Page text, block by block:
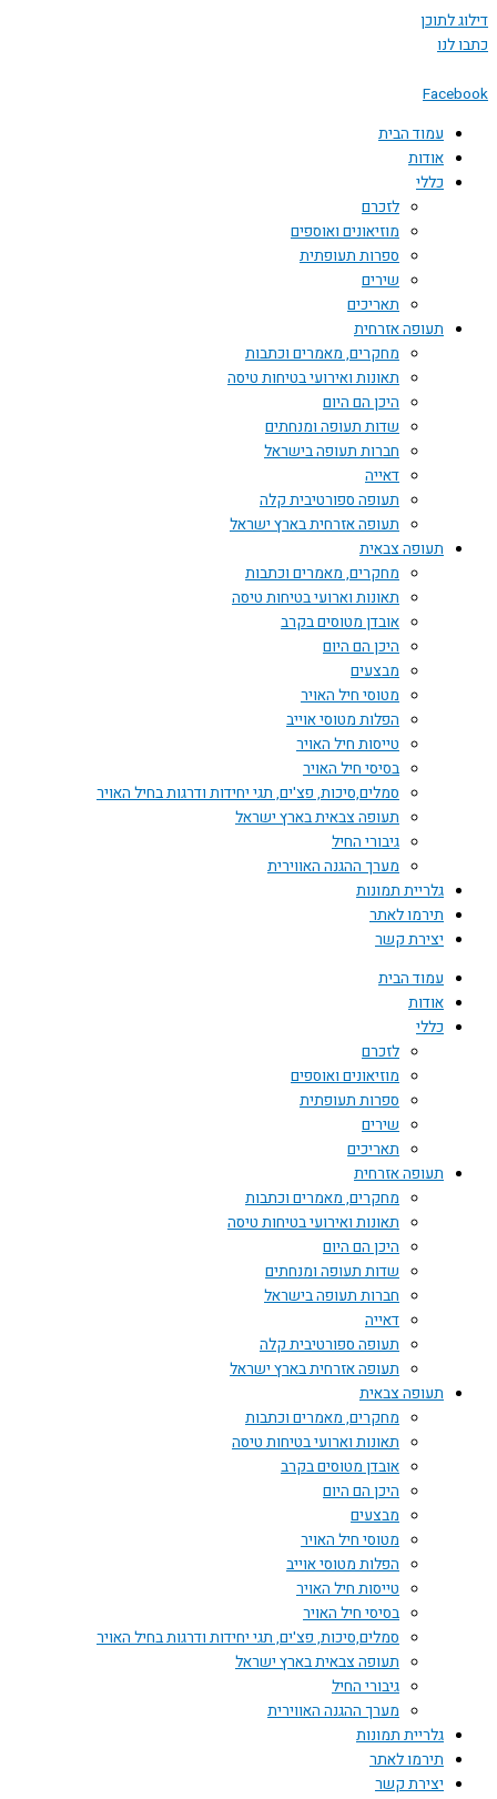
דילוג לתוכן
כתבו לנו
Facebook
עמוד הבית
אודות
כללי
לזכרם
מוזיאונים ואוספים
ספרות תעופתית
שירים
תאריכים
תעופה אזרחית
מחקרים, מאמרים וכתבות
תאונות ואירועי בטיחות טיסה
היכן הם היום
שדות תעופה ומנחתים
חברות תעופה בישראל
דאייה
תעופה ספורטיבית קלה
תעופה אזרחית בארץ ישראל
תעופה צבאית
מחקרים, מאמרים וכתבות
תאונות וארועי בטיחות טיסה
אובדן מטוסים בקרב
היכן הם היום
מבצעים
מטוסי חיל האויר
הפלות מטוסי אוייב
טייסות חיל האויר
בסיסי חיל האויר
סמלים,סיכות, פצ'ים, תגי יחידות ודרגות בחיל האויר
תעופה צבאית בארץ ישראל
גיבורי החיל
מערך ההגנה האווירית
גלריית תמונות
תירמו לאתר
יצירת קשר
עמוד הבית
אודות
כללי
לזכרם
מוזיאונים ואוספים
ספרות תעופתית
שירים
תאריכים
תעופה אזרחית
מחקרים, מאמרים וכתבות
תאונות ואירועי בטיחות טיסה
היכן הם היום
שדות תעופה ומנחתים
חברות תעופה בישראל
דאייה
תעופה ספורטיבית קלה
תעופה אזרחית בארץ ישראל
תעופה צבאית
מחקרים, מאמרים וכתבות
תאונות וארועי בטיחות טיסה
אובדן מטוסים בקרב
היכן הם היום
מבצעים
מטוסי חיל האויר
הפלות מטוסי אוייב
טייסות חיל האויר
בסיסי חיל האויר
סמלים,סיכות, פצ'ים, תגי יחידות ודרגות בחיל האויר
תעופה צבאית בארץ ישראל
גיבורי החיל
מערך ההגנה האווירית
גלריית תמונות
תירמו לאתר
יצירת קשר